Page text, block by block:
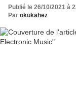
Publié le 26/10/2021 à
Par okukahez